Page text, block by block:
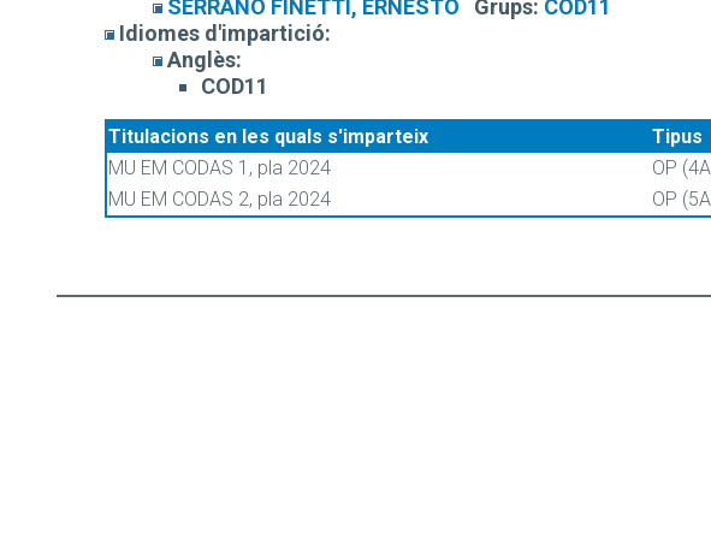
SERRANO FINETTI, ERNESTO
Grups: COD11
Idiomes d'impartició:
Anglès:
COD11
Titulacions en les quals s'imparteix
Tipus
MU EM CODAS 1, pla 2024
OP
MU EM CODAS 2, pla 2024
OP